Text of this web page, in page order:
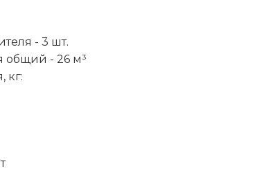
- 3 шт.
общий - 26 м³
кг: